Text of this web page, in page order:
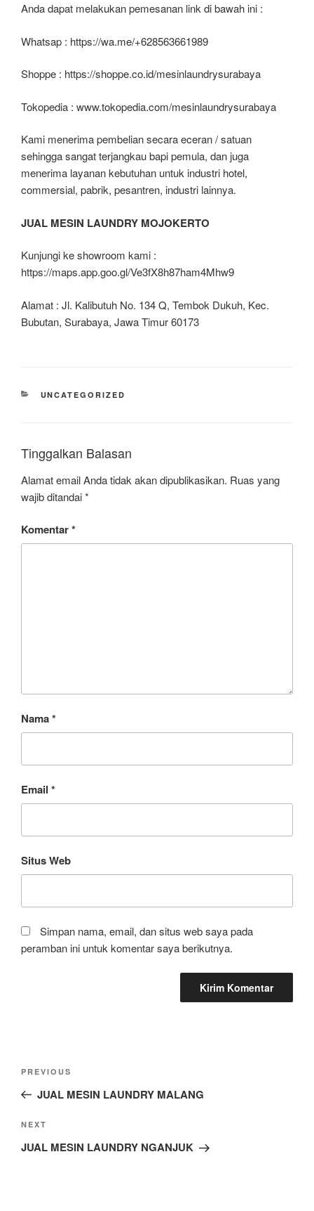
Anda dapat melakukan pemesanan link di bawah ini :
Whatsap : https://wa.me/+628563661989
Shoppe : https://shoppe.co.id/mesinlaundrysurabaya
Tokopedia : www.tokopedia.com/mesinlaundrysurabaya
Kami menerima pembelian secara eceran / satuan
sehingga sangat terjangkau bapi pemula, dan juga
menerima layanan kebutuhan untuk industri hotel,
commersial, pabrik, pesantren, industri lainnya.
JUAL MESIN LAUNDRY MOJOKERTO
Kunjungi ke showroom kami :
https://maps.app.goo.gl/Ve3fX8h87ham4Mhw9
Alamat : Jl. Kalibutuh No. 134 Q, Tembok Dukuh, Kec.
Bubutan, Surabaya, Jawa Timur 60173
UNCATEGORIZED
Tinggalkan Balasan
Alamat email Anda tidak akan dipublikasikan. Ruas yang
wajib ditandai*
Komentar*
Nama*
Email *
Situs Web
Simpan nama, email, dan situs web saya pada
peramban ini untuk komentar saya berikutnya.
PREVIOUS
JUAL MESIN LAUNDRY MALANG
NEXT
JUAL MESIN LAUNDRY NGANJUK